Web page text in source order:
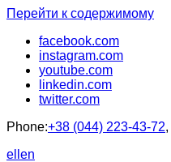
Перейти к содержимому
facebook.com
instagram.com
youtube.com
linkedin.com
twitter.com
Phone:+38 (044) 223-43-72,
ellen